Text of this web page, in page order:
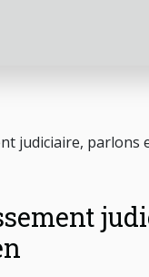
judiciaire, parlons